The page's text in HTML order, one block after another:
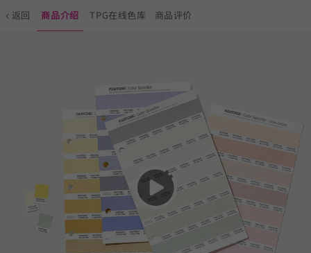
返回 商品介绍 TPG在线色库 商品评价